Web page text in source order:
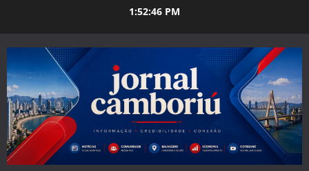
1:52:47 PM